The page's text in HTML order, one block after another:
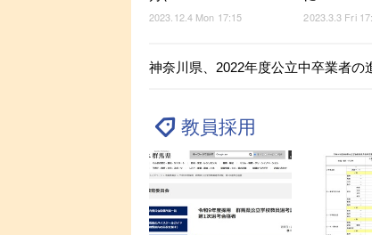
2023.12.4 Mon 17:15 2023.3.3 Fri
神奈川県、2022年度公立中卒業者
教員採用